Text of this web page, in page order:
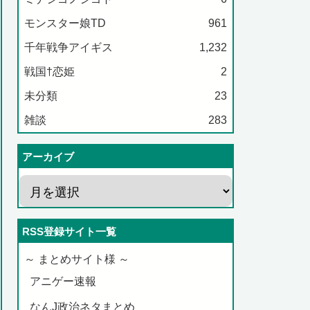
モンスター娘TD 961
千年戦争アイギス 1,232
戦国†恋姫 2
未分類 23
雑談 283
アーカイブ
RSS登録サイト一覧
～ まとめサイト様 ～
アニゲー速報
なんJ政治ネタまとめ